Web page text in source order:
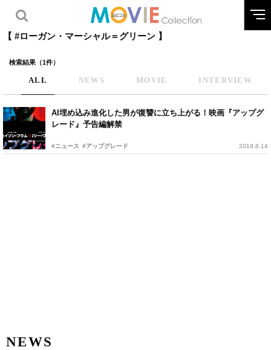
【 #ローガン・マーシャル＝グリーン 】
検索結果（1件）
ALL NEWS MOVIE INTERVIEW
AI埋め込み進化した男が復讐に立ち上がる！映画『アップグ
レード』予告編解禁
#ニュース #アップグレード 2019.8.14
NEWS